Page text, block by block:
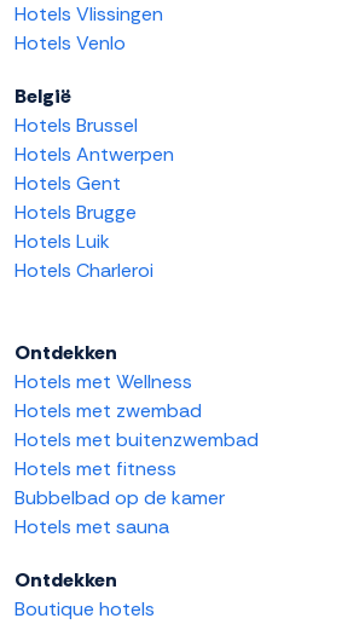
Hotels Vlissingen
Hotels Venlo
België
Hotels Brussel
Hotels Antwerpen
Hotels Gent
Hotels Brugge
Hotels Luik
Hotels Charleroi
Ontdekken
Hotels met Wellness
Hotels met zwembad
Hotels met buitenzwembad
Hotels met fitness
Bubbelbad op de kamer
Hotels met sauna
Ontdekken
Boutique hotels